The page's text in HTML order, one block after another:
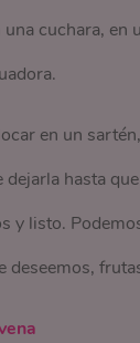
cuchara, en
en un
hasta
y listo.
deseemos,